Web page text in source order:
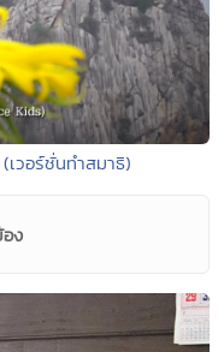
วอร์ชั่นทำสมาธิ)
ง